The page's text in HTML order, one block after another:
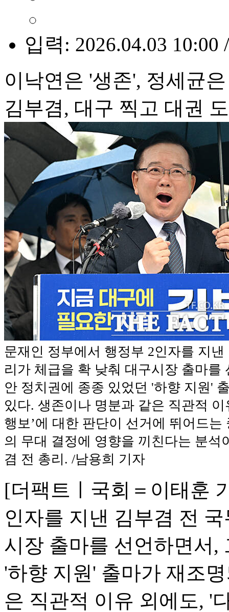
입력: 2026.04.03 10:00
이낙연은 '생존', 정세균
김부겸, 대구 찍고 대권
문재인 정부에서 행정부 2인자를 지
리가 체급을 확 낮춰 대구시장 출마를
안 정치권에 종종 있었던 '하향 지원'
있다. 생존이나 명분과 같은 직관적 이
행보’에 대한 판단이 선거에 뛰어드는
의 무대 결정에 영향을 끼친다는 분석
겸 전 총리. /남용희 기자
[더팩트ㅣ국회＝이태훈
인자를 지낸 김부겸 전
시장 출마를 선언하면서,
'하향 지원' 출마가 재조
은 직관적 이유 외에도, '